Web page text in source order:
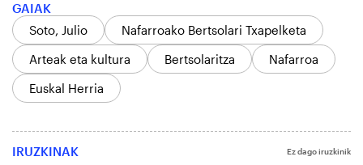
GAIAK
Soto, Julio
Nafarroako Bertsolari Txapelketa
Arteak eta kultura
Bertsolaritza
Nafarroa
Euskal Herria
IRUZKINAK Ez dago iruzkinik